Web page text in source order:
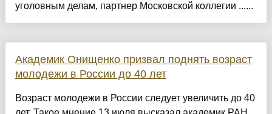
уголовным делам, партнер Московской коллегии ......
Академик Онищенко призвал поднять возраст
молодежи в России до 40 лет
Возраст молодежи в России следует увеличить до 40